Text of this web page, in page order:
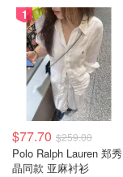
1
$77.70 $259.00
Polo Ralph Lauren 郑秀
晶同款 亚麻衬衫